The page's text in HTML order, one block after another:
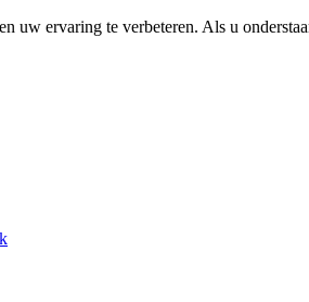
uw ervaring te verbeteren. Als u